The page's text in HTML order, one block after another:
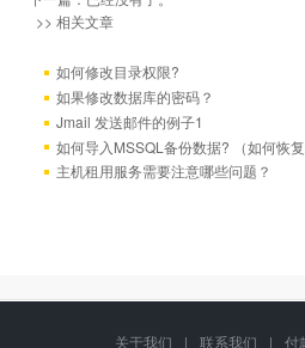
>> 相关文章
如何修改目录权限?
如果修改数据库的密码？
Jmail 发送邮件的例子1
如何导入MSSQL备份数据? （如何恢
主机租用服务需要注意哪些问题？
关于我们 | 联系我们 | 付